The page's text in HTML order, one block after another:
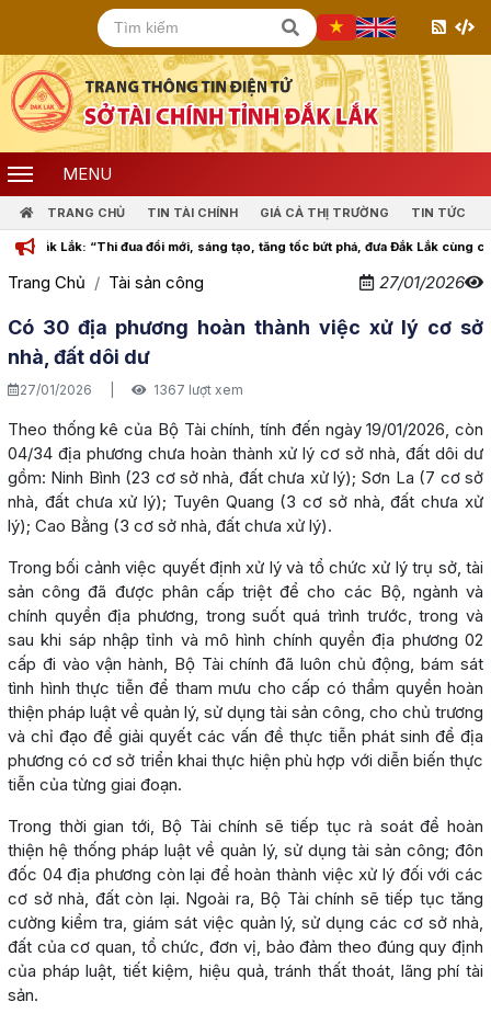
MENU
TRANG CHỦ TIN TÀI CHÍNH GIÁ CẢ THỊ TRƯỜNG TIN TỨC
Lắk: “Thi đua đổi mới, sáng tạo, tăng tốc bứt phá, đưa Đắk Lắk cùng cả nước
Trang Chủ Tài sản công 27/01/2026
Có 30 địa phương hoàn thành việc xử lý cơ sở
nhà, đất dôi dư
27/01/2026 1367 lượt xem
Theo thống kê của Bộ Tài chính, tính đến ngày 19/01/2026, còn
04/34 địa phương chưa hoàn thành xử lý cơ sở nhà, đất dôi dư
gồm: Ninh Bình (23 cơ sở nhà, đất chưa xử lý); Sơn La (7 cơ sở
nhà, đất chưa xử lý); Tuyên Quang (3 cơ sở nhà, đất chưa xử
lý); Cao Bằng (3 cơ sở nhà, đất chưa xử lý).
Trong bối cảnh việc quyết định xử lý và tổ chức xử lý trụ sở, tài
sản công đã được phân cấp triệt để cho các Bộ, ngành và
chính quyền địa phương, trong suốt quá trình trước, trong và
sau khi sáp nhập tỉnh và mô hình chính quyền địa phương 02
cấp đi vào vận hành, Bộ Tài chính đã luôn chủ động, bám sát
tình hình thực tiễn để tham mưu cho cấp có thẩm quyền hoàn
thiện pháp luật về quản lý, sử dụng tài sản công, cho chủ trương
và chỉ đạo để giải quyết các vấn đề thực tiễn phát sinh để địa
phương có cơ sở triển khai thực hiện phù hợp với diễn biến thực
tiễn của từng giai đoạn.
Trong thời gian tới, Bộ Tài chính sẽ tiếp tục rà soát để hoàn
thiện hệ thống pháp luật về quản lý, sử dụng tài sản công; đôn
đốc 04 địa phương còn lại để hoàn thành việc xử lý đối với các
cơ sở nhà, đất còn lại. Ngoài ra, Bộ Tài chính sẽ tiếp tục tăng
cường kiểm tra, giám sát việc quản lý, sử dụng các cơ sở nhà,
đất của cơ quan, tổ chức, đơn vị, bảo đảm theo đúng quy định
của pháp luật, tiết kiệm, hiệu quả, tránh thất thoát, lãng phí tài
sản.